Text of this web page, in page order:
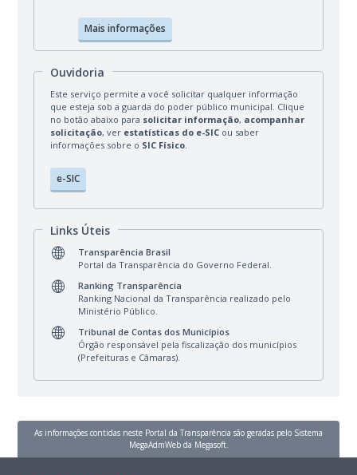
Mais informações
Ouvidoria
Este serviço permite a você solicitar qualquer informação
que esteja sob a guarda do poder público municipal. Clique
no botão abaixo para solicitar informação, acompanhar
solicitação, ver estatísticas do e-SIC ou saber
informações sobre o SIC Físico.
e-SIC
Links Úteis
Transparência Brasil
Portal da Transparência do Governo Federal.
Ranking Transparência
Ranking Nacional da Transparência realizado pelo
Ministério Público.
Tribunal de Contas dos Municípios
Órgão responsável pela fiscalização dos municípios
(Prefeituras e Câmaras).
As informações contidas neste Portal da Transparência são geradas pelo Sistema
MegaAdmWeb da Megasoft.